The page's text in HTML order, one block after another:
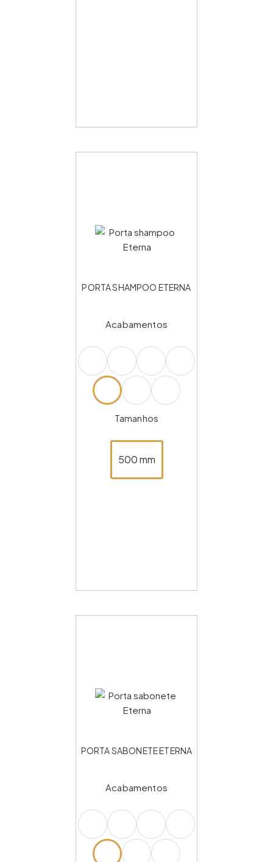
PORTA SHAMPOO ETERNA
Acabamentos
Tamanhos
500 mm
PORTA SABONETE ETERNA
Acabamentos